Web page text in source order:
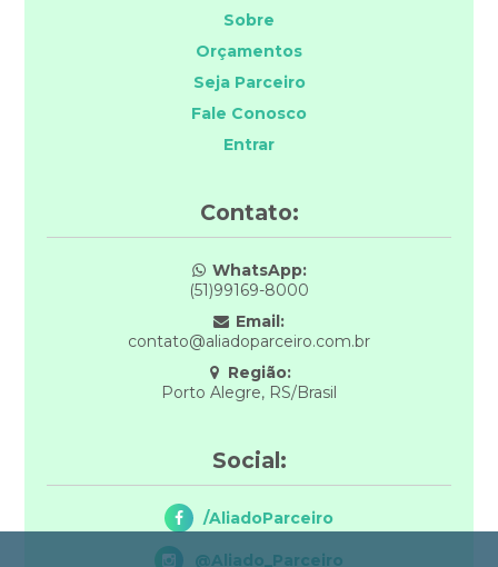
Sobre
Orçamentos
Seja Parceiro
Fale Conosco
Entrar
Contato:
WhatsApp:
(51)99169-8000
Email:
contato@aliadoparceiro.com.br
Região:
Porto Alegre, RS/Brasil
Social:
/AliadoParceiro
@Aliado_Parceiro